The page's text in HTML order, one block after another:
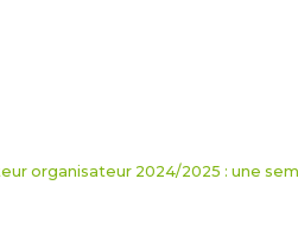
organisateur 2024/2025 : une